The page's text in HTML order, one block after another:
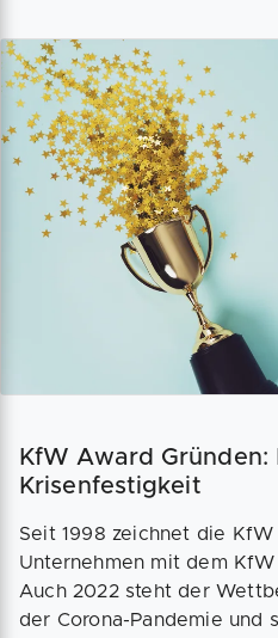
KfW Award
Krisenfestigkeit
Seit 1998 zeichnet die
Unternehmen mit dem
Auch 2022 steht der
der Corona-Pandemie und